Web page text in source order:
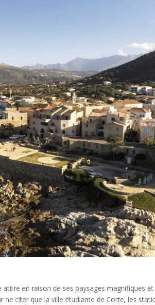
attire en raison de ses paysages magnifiques
ne citer que la ville étudiante de Corte, les